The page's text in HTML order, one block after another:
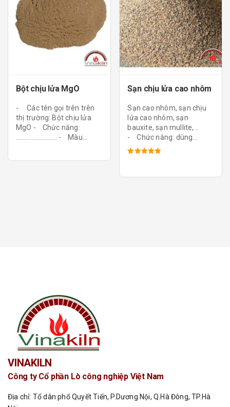
Bột chịu lửa MgO
- Các tên gọi trên trên
thị trường: Bột chịu lửa
MgO - Chức năng:
…………………….. - Màu...
Sạn chịu lửa cao nhôm
Sạn cao nhôm, sạn chịu
lửa cao nhôm, sạn
bauxite, sạn mullite,...
- Chức năng: dùng...
5 sao
VINAKILN
Công ty Cổ phần Lò công nghiệp Việt Nam
Địa chỉ: Tổ dân phố Quyết Tiến, P.Dương Nội, Q.Hà Đông, TP.Hà